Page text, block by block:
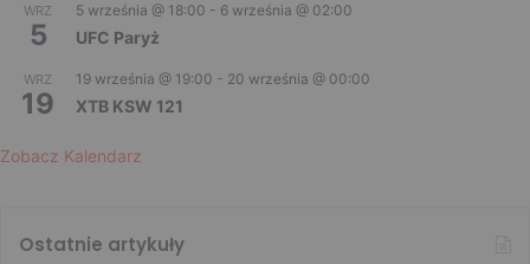
WRZ
5
5 września @ 18:00 - 6 września @ 02:00
UFC Paryż
WRZ
19
19 września @ 19:00 - 20 września @ 00:00
XTB KSW 121
Zobacz Kalendarz
Ostatnie artykuły